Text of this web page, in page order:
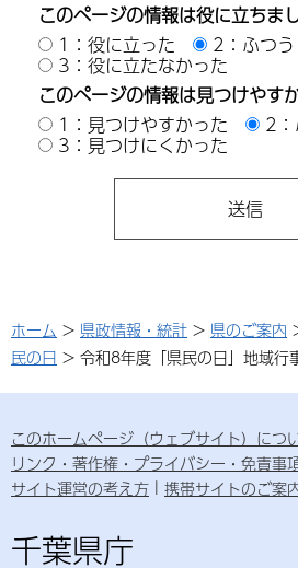
このページの情報は役に立ちま
1：役に立った
2：ふつう
3：役に立たなかった
このページの情報は見つけやす
1：見つけやすかった
2
3：見つけにくかった
ホーム > 県政情報・統計 > 県のご案内
民の日 > 令和8年度「県民の日」地域行
このホームページ（ウェブサイト）につ
リンク・著作権・プライバシー・免責事
サイト運営の考え方
携帯サイトのご案
千葉県庁